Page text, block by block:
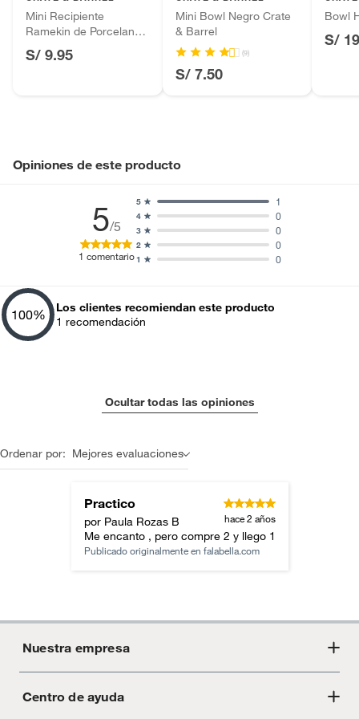
Baterías de auto.
Motocicletas y bicicletas motorizadas.
Licores y cigarros electrónicos.
Mini Recipiente
Ramekin de Porcelana
Blanca
S/ 9.95
Mini Bowl Negro Crate
& Barrel
(9)
S/ 7.50
Bowl
S/
Opiniones de este producto
5/5
1 comentario1 0
2 0
3 0
4 0
5 1
100%
Los clientes recomiendan este producto
1 recomendación
Ocultar todas las opiniones
Ordenar por: Mejores evaluaciones
Practico
por Paula Rozas B hace 2 años
Me encanto , pero compre 2 y llego 1
Publicado originalmente en falabella.com
Nuestra empresa
Acerca de Crate
Centro de ayuda